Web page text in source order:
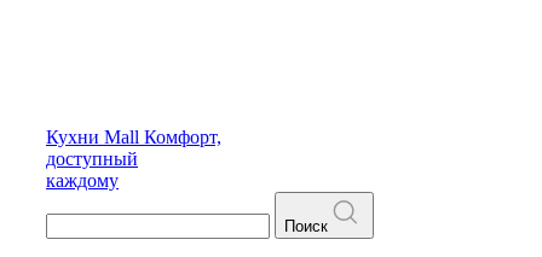
Кухни Mall Комфорт,
доступный
каждому
Поиск